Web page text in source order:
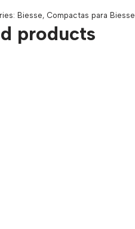
Biesse, Compactas para Biesse
products